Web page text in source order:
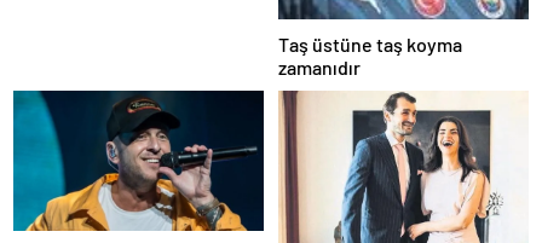
Taş üstüne taş koyma
zamanıdır